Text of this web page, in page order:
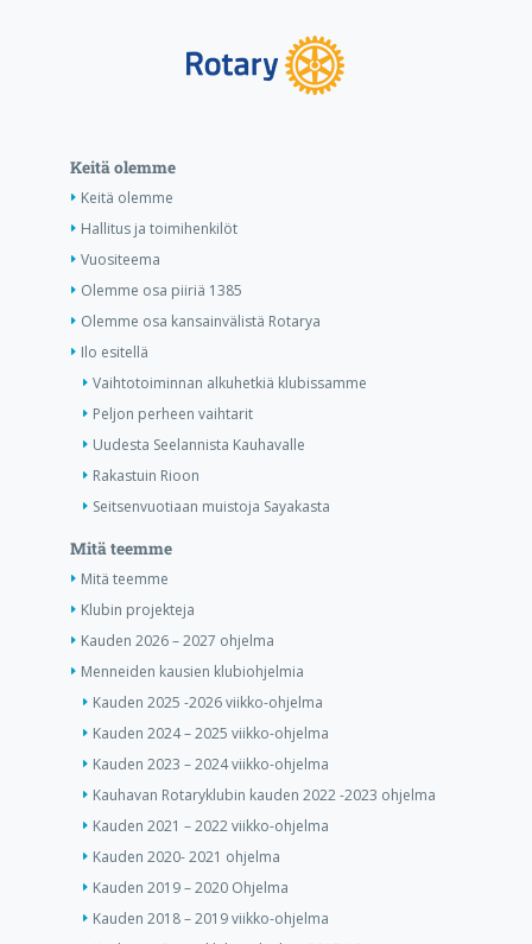
Keitä olemme
Keitä olemme
Hallitus ja toimihenkilöt
Vuositeema
Olemme osa piiriä 1385
Olemme osa kansainvälistä Rotarya
Ilo esitellä
Vaihtotoiminnan alkuhetkiä klubissamme
Peljon perheen vaihtarit
Uudesta Seelannista Kauhavalle
Rakastuin Rioon
Seitsenvuotiaan muistoja Sayakasta
Mitä teemme
Mitä teemme
Klubin projekteja
Kauden 2026 – 2027 ohjelma
Menneiden kausien klubiohjelmia
Kauden 2025 -2026 viikko-ohjelma
Kauden 2024 – 2025 viikko-ohjelma
Kauden 2023 – 2024 viikko-ohjelma
Kauhavan Rotaryklubin kauden 2022 -2023 ohjelma
Kauden 2021 – 2022 viikko-ohjelma
Kauden 2020- 2021 ohjelma
Kauden 2019 – 2020 Ohjelma
Kauden 2018 – 2019 viikko-ohjelma